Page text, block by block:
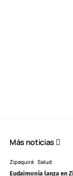
Más noticias
Zipaquirá Salud
Eudaimonía lanza en